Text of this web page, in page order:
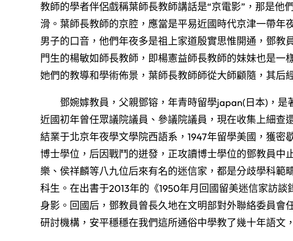
教師的學者伴侶戲稱葉師長教師講話是“京電影”，那是他
滑。葉師長教師的京腔，應當是平易近國時代京津一帶年
男子的口音，他們年夜多是祖上家道殷實思惟開通，鄧教
門生的楊敏如師長教師，即楊憲益師長教師的妹妹也是一
她們的教導和學術佈景，葉師長教師師從大師顧隨，其后
鄧婉嫭教員，父親鄧镕，年青時留學japan(日本)，是
近國初年曾任眾議院議員、參議院議員，現在收集上細查
結業于北京年夜學文學院西語系，1947年留學美國，獲密
博士學位，后因戰鬥的迸發，正攻讀博士學位的鄧教員中
樂、侯祥麟等八九位后來有名的迷信家，都是分歧學科範
科生。在出書于2013年的《1950年月回國留美迷信家訪
身影。回國后，鄧教員曾長久地在文明部對外聯絡委員會
研討機構，安平穩穩在我們這所通俗中學教了幾十年語文